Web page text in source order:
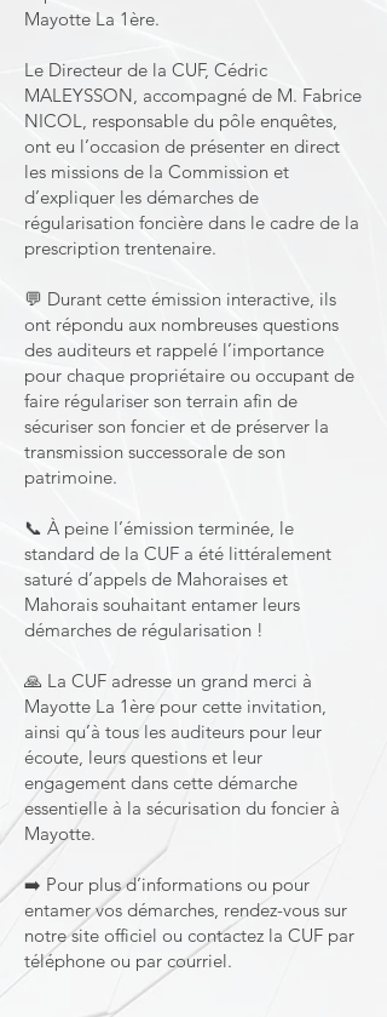
Mayotte La 1ère.
Le Directeur de la CUF, Cédric
MALEYSSON, accompagné de M. Fabrice
NICOL, responsable du pôle enquêtes,
ont eu l’occasion de présenter en direct
les missions de la Commission et
d’expliquer les démarches de
régularisation foncière dans le cadre de la
prescription trentenaire.
💬 Durant cette émission interactive, ils
ont répondu aux nombreuses questions
des auditeurs et rappelé l’importance
pour chaque propriétaire ou occupant de
faire régulariser son terrain afin de
sécuriser son foncier et de préserver la
transmission successorale de son
patrimoine.
📞 À peine l’émission terminée, le
standard de la CUF a été littéralement
saturé d’appels de Mahoraises et
Mahorais souhaitant entamer leurs
démarches de régularisation !
🙏 La CUF adresse un grand merci à
Mayotte La 1ère pour cette invitation,
ainsi qu’à tous les auditeurs pour leur
écoute, leurs questions et leur
engagement dans cette démarche
essentielle à la sécurisation du foncier à
Mayotte.
➡️ Pour plus d’informations ou pour
entamer vos démarches, rendez-vous sur
notre site officiel ou contactez la CUF par
téléphone ou par courriel.